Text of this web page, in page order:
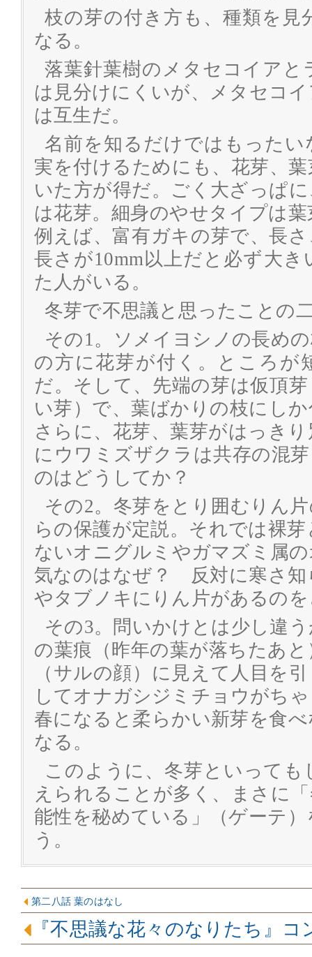
枝の芽の付き方も、種類を
なる。
落葉針葉樹のメタセコイア
は見分けにくいが、メタセコ
は互生だ。
名前を知るだけではもった
実を付けるためにも、花芽、
いた方が得だ。ごく大ざっぱ
は花芽。細身のやせタイプは
例えば、富有ガキの芽で、長
長さが10mm以上だと必ず大
た人がいる。
冬芽で不思議と思ったことの
その1。ソメイヨシノの長め
の方に花芽が付く。ところが
だ。そして、先端の芽は仮頂
い芽）で、葉ばかりの枝にし
さらに、花芽、葉芽がはっき
にウワミズザクラは共存の混
のはどうしてか？
その2。冬芽をとり囲むりん
らの保護が定説。それでは裸
ないオニグルミやガマズミ属
気なのはなぜ？ 反対に寒さ知
やタブノキにりん片があるの
その3。問いかけとは少し違
の葉痕（昨年の葉が落ちたあ
（サルの顔）に見えて人目を
してオナガシジミチョウがち
春になると柔らかい新芽を食
なる。
このように、冬芽といって
えられることが多く、まさに
能性を秘めている」（ゲーテ
う。
第二八話 葉のはなし
『不思議な花々のなりたち』コ